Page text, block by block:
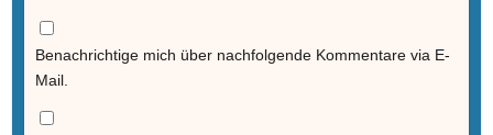
Benachrichtige mich über nachfolgende Kommentare via E-
Mail.